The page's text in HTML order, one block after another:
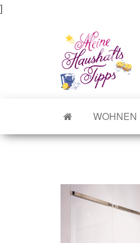
]
Meine
Das bisschen Haushalt
WOHNEN